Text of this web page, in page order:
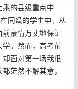
乘的县级重点中
同级的学生中，从
前豪情万丈地保证
学。然而，高考前
却面对第一场我很
茫然不解其意，